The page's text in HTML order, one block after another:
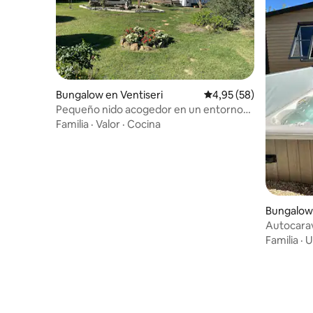
Bungalow en Ventiseri Calificación
4,95 (58)
Pequeño nido acogedor en un entorno
florido
Familia · Valor · Cocina
jacuzzi
Familia ·